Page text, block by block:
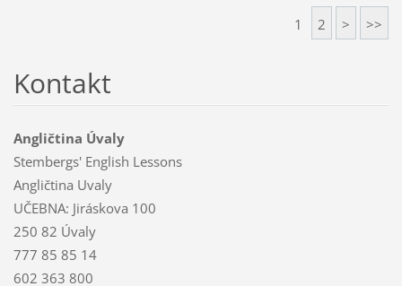
1 2 > >>
Kontakt
Angličtina Úvaly
Stembergs' English Lessons
Angličtina Uvaly
UČEBNA: Jiráskova 100
250 82 Úvaly
777 85 85 14
602 363 800